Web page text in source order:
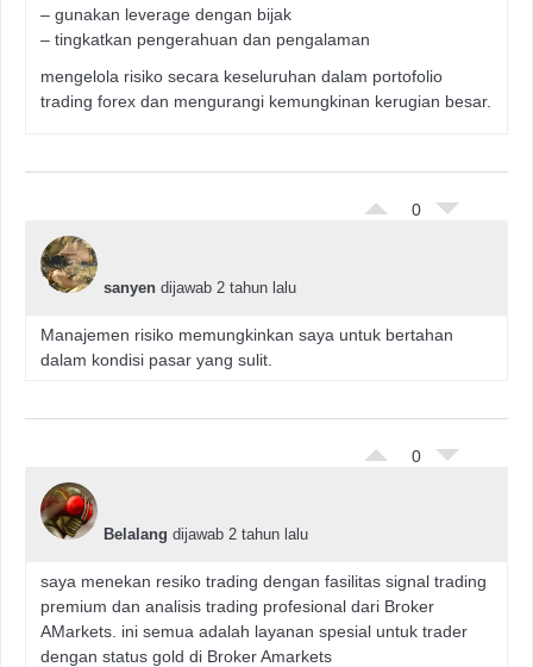
– gunakan leverage dengan bijak
– tingkatkan pengerahuan dan pengalaman
mengelola risiko secara keseluruhan dalam portofolio
trading forex dan mengurangi kemungkinan kerugian besar.
0
sanyen dijawab 2 tahun lalu
Manajemen risiko memungkinkan saya untuk bertahan
dalam kondisi pasar yang sulit.
0
Belalang dijawab 2 tahun lalu
saya menekan resiko trading dengan fasilitas signal trading
premium dan analisis trading profesional dari Broker
AMarkets. ini semua adalah layanan spesial untuk trader
dengan status gold di Broker Amarkets